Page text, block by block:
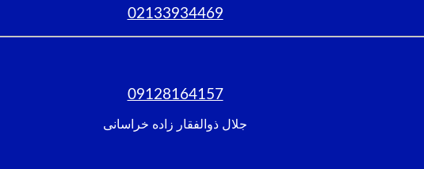
02133934469
09128164157
جلال ذوالفقار زاده خراسانی